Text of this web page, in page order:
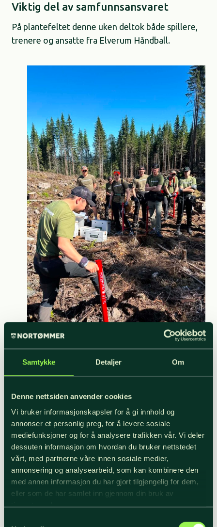
Samtykke Detaljer Om
Denne nettsiden anvender cookies
Vi bruker informasjonskapsler for å gi innhold og
annonser et personlig preg, for å levere sosiale
mediefunksjoner og for å analysere trafikken vår. Vi deler
dessuten informasjon om hvordan du bruker nettstedet
vårt, med partnerne våre innen sosiale medier,
annonsering og analysearbeid, som kan kombinere den
med annen informasjon du har gjort tilgjengelig for dem,
eller som de har samlet inn gjennom din bruk av
tjenestene deres.
Viktig del av samfunnsansvaret
På plantefeltet denne uken deltok både spillere,
trenere og ansatte fra Elverum Håndball.
Spillerne fikk kyndig veiledning i plantearbeidet
Elverum Håndballs daglige leder Ida Borg er stolt
over at klubben kan bidra til et prosjekt som gir
konkrete resultater.
– Som klubb ønsker vi å ta samfunnsansvar også